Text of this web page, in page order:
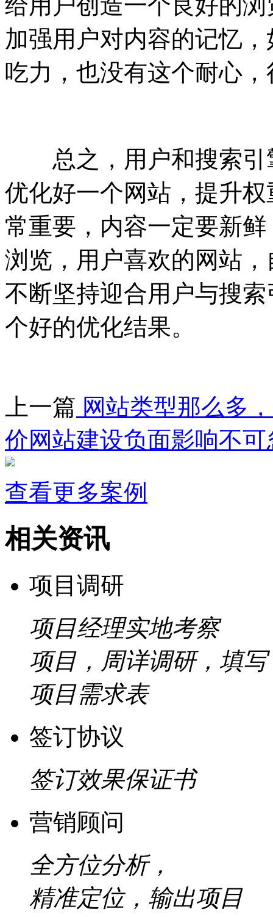
给用户创造一个良好的
加强用户对内容的记忆
吃力，也没有这个耐心
总之，用户和搜索引
优化好一个网站，提升
常重要，内容一定要新
浏览，用户喜欢的网站
不断坚持迎合用户与搜
个好的优化结果。
上一篇 网站类型那么多
价网站建设负面影响不可
查看更多案例
相关资讯
项目调研
项目经理实地考察
项目，周详调研，填写
项目需求表
签订协议
签订效果保证书
营销顾问
全方位分析，
精准定位，输出项目